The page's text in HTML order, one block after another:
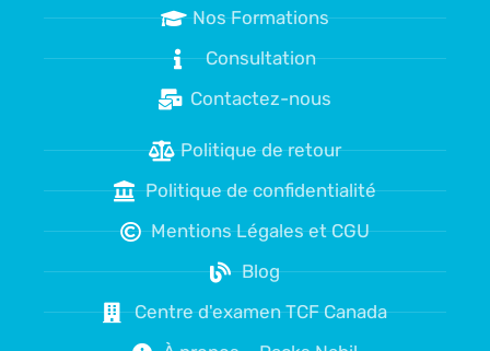
Nos Formations
Consultation
Contactez-nous
Politique de retour
Politique de confidentialité
Mentions Légales et CGU
Blog
Centre d'examen TCF Canada